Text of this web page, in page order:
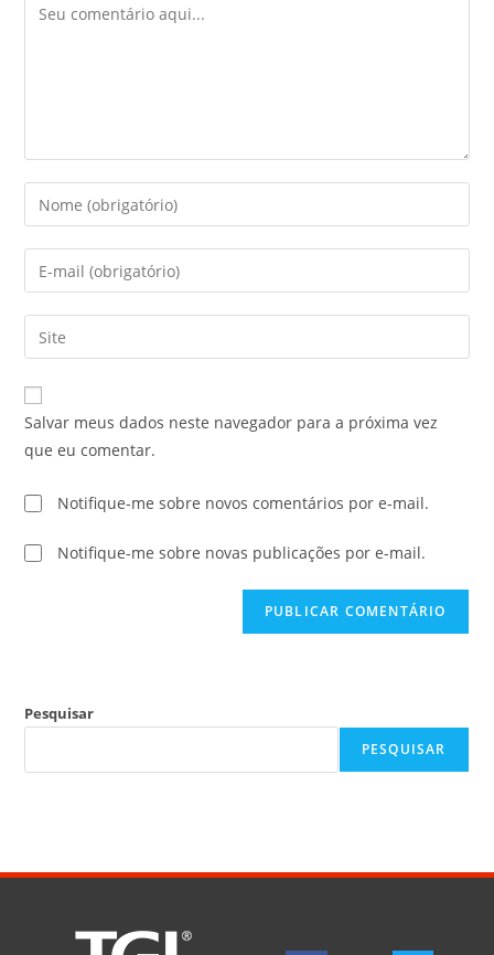
Salvar meus dados neste navegador para a próxima vez
que eu comentar.
Notifique-me sobre novos comentários por e-mail.
Notifique-me sobre novas publicações por e-mail.
Pesquisar
PESQUISAR